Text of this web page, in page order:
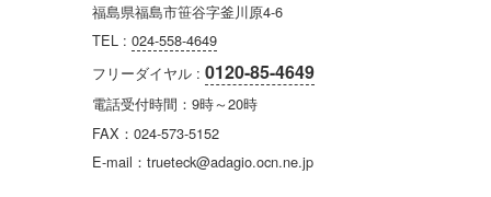
福島県福島市笹谷字釜川原4-6
TEL : 024-558-4649
フリーダイヤル : 0120-85-4649
電話受付時間：9時～20時
FAX：024-573-5152
E-mail：trueteck@adagio.ocn.ne.jp